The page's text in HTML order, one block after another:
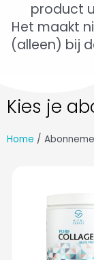
product
Het maakt
(alleen) bij
Kies je
Home /